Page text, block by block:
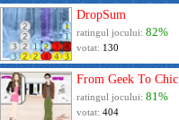
DropSum
ratingul jocului: 82%
votat: 130
From Geek To Chic
ratingul jocului: 81%
votat: 404